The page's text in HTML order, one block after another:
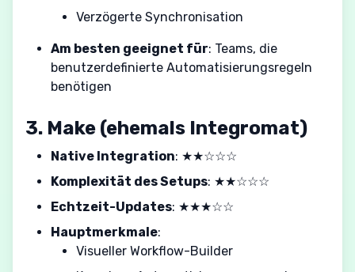
Verzögerte Synchronisation
Am besten geeignet für: Teams, die
benutzerdefinierte Automatisierungsregeln
benötigen
3. Make (ehemals Integromat)
Native Integration: ★★☆☆☆
Komplexität des Setups: ★★☆☆☆
Echtzeit-Updates: ★★★☆☆
Hauptmerkmale:
Visueller Workflow-Builder